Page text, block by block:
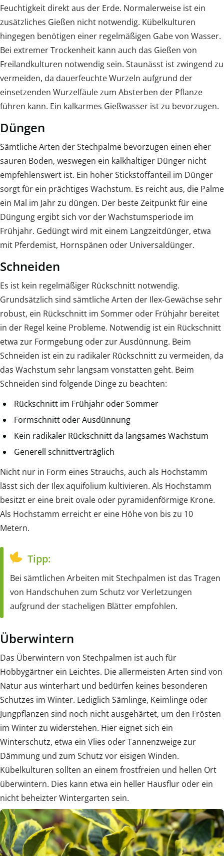
Feuchtigkeit direkt aus der Erde. Normalerweise ist ein
zusätzliches Gießen nicht notwendig. Kübelkulturen
hingegen benötigen einer regelmäßigen Gabe von Wasser.
Bei extremer Trockenheit kann auch das Gießen von
Freilandkulturen notwendig sein. Staunässt ist zwingend zu
vermeiden, da dauerfeuchte Wurzeln aufgrund der
einsetzenden Wurzelfäule zum Absterben der Pflanze
führen kann. Ein kalkarmes Gießwasser ist zu bevorzugen.
Düngen
Sämtliche Arten der Stechpalme bevorzugen einen eher
sauren Boden, weswegen ein kalkhaltiger Dünger nicht
empfehlenswert ist. Ein hoher Stickstoffanteil im Dünger
sorgt für ein prächtiges Wachstum. Es reicht aus, die Palme
ein Mal im Jahr zu düngen. Der beste Zeitpunkt für eine
Düngung ergibt sich vor der Wachstumsperiode im
Frühjahr. Gedüngt wird mit einem Langzeitdünger, etwa
mit Pferdemist, Hornspänen oder Universaldünger.
Schneiden
Es ist kein regelmäßiger Rückschnitt notwendig.
Grundsätzlich sind sämtliche Arten der Ilex-Gewächse sehr
robust, ein Rückschnitt im Sommer oder Frühjahr bereitet
in der Regel keine Probleme. Notwendig ist ein Rückschnitt
etwa zur Formgebung oder zur Ausdünnung. Beim
Schneiden ist ein zu radikaler Rückschnitt zu vermeiden, da
das Wachstum sehr langsam vonstatten geht. Beim
Schneiden sind folgende Dinge zu beachten:
Rückschnitt im Frühjahr oder Sommer
Formschnitt oder Ausdünnung
Kein radikaler Rückschnitt da langsames Wachstum
Generell schnittverträglich
Nicht nur in Form eines Strauchs, auch als Hochstamm
lässt sich der Ilex aquifolium kultivieren. Als Hochstamm
besitzt er eine breit ovale oder pyramidenförmige Krone.
Als Hochstamm erreicht er eine Höhe von bis zu 10
Metern.
Tipp:
Bei sämtlichen Arbeiten mit Stechpalmen ist das Tragen
von Handschuhen zum Schutz vor Verletzungen
aufgrund der stacheligen Blätter empfohlen.
Überwintern
Das Überwintern von Stechpalmen ist auch für
Hobbygärtner ein Leichtes. Die allermeisten Arten sind von
Natur aus winterhart und bedürfen keines besonderen
Schutzes im Winter. Lediglich Sämlinge, Keimlinge oder
Jungpflanzen sind noch nicht ausgehärtet, um den Frösten
im Winter zu widerstehen. Hier eignet sich ein
Winterschutz, etwa ein Vlies oder Tannenzweige zur
Dämmung und zum Schutz vor eisigen Winden.
Kübelkulturen sollten an einem frostfreien und hellen Ort
überwintern. Dies kann etwa ein heller Hausflur oder ein
nicht beheizter Wintergarten sein.